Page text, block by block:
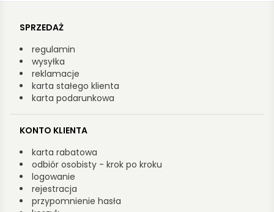
SPRZEDAŻ
regulamin
wysyłka
reklamacje
karta stałego klienta
karta podarunkowa
KONTO KLIENTA
karta rabatowa
odbiór osobisty - krok po kroku
logowanie
rejestracja
przypomnienie hasła